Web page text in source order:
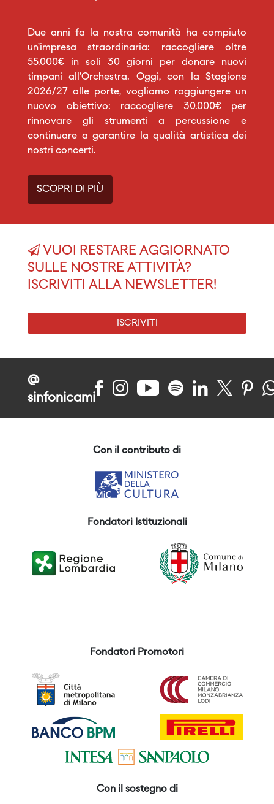
Due anni fa la nostra comunità ha compiuto
un’impresa straordinaria: raccogliere oltre
55.000€ in soli 30 giorni per donare nuovi
timpani all’Orchestra. Oggi, con la Stagione
2026/27 alle porte, vogliamo raggiungere un
nuovo obiettivo: raccogliere 30.000€ per
rinnovare gli strumenti a percussione e
continuare a garantire la qualità artistica dei
nostri concerti.
SCOPRI DI PIÙ
VUOI RESTARE AGGIORNATO
SULLE NOSTRE ATTIVITÀ?
ISCRIVITI ALLA NEWSLETTER!
ISCRIVITI
@
sinfonicami
Con il contributo di
Fondatori Istituzionali
Fondatori Promotori
Con il sostegno di